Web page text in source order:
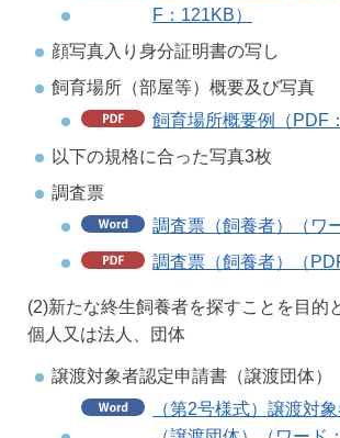
F：121KB）
顔写真入り身分証明書の写し
飼育場所（部屋等）概要及び写真
飼育場所概要例（PDF
以下の規格に合った写真3枚
調査票
調査票（飼養者）（ワ
調査票（飼養者）（
(2)新たな終生飼養者を探すことを目的
個人又は法人、団体
譲渡対象者認定申請書（譲渡団体）
（第2号様式）譲渡対